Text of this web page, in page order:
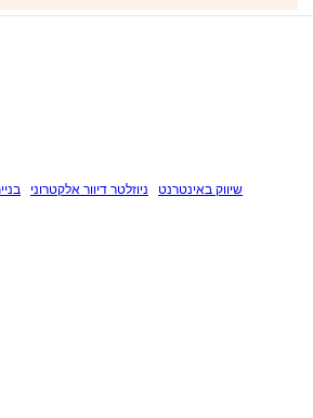
שיווק באינטרנט ניוזלטר דיוור אלקטרוני